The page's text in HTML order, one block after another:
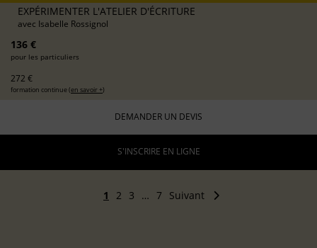
EXPÉRIMENTER L'ATELIER D'ÉCRITURE
avec Isabelle Rossignol
136 €
pour les particuliers
272 €
formation continue (en savoir +)
DEMANDER UN DEVIS
S'INSCRIRE EN LIGNE
1 2 3 … 7 Suivant